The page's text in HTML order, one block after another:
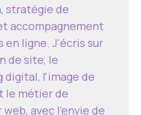
stratégie de
accompagnement
en ligne. J'écris sur
de site, le
digital, l'image de
le métier de
avec l'envie de